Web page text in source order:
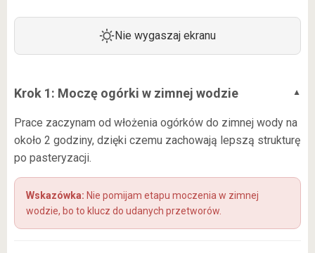
Nie wygaszaj ekranu
Krok 1: Moczę ogórki w zimnej wodzie
Prace zaczynam od włożenia ogórków do zimnej wody na
około 2 godziny, dzięki czemu zachowają lepszą strukturę
po pasteryzacji.
Nie pomijam etapu moczenia w zimnej
wodzie, bo to klucz do udanych przetworów.